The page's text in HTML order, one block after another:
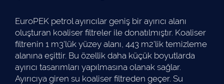
EuroPEK petrol ayırıcılar geniş bir ayırıcı alanı
oluşturan koaliser filtreler ile donatılmıştır. Koaliser
filtrenin 1 m3’lük yüzey alanı, 443 m2’lik temizleme
alanına eşittir. Bu özellik daha küçük boyutlarda
ayırıcı tasarımları yapılmasına olanak sağlar.
Ayırıcıya giren su koaliser filtreden geçer. Su